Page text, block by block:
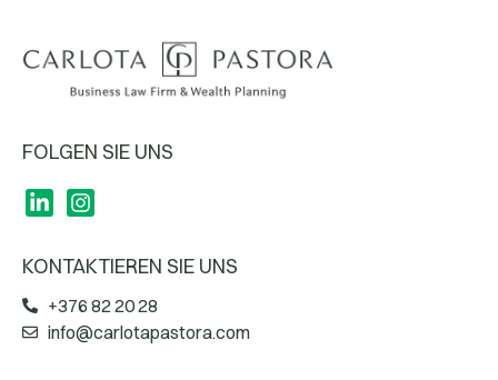
FOLGEN SIE UNS
KONTAKTIEREN SIE UNS
+376 82 20 28
info@carlotapastora.com